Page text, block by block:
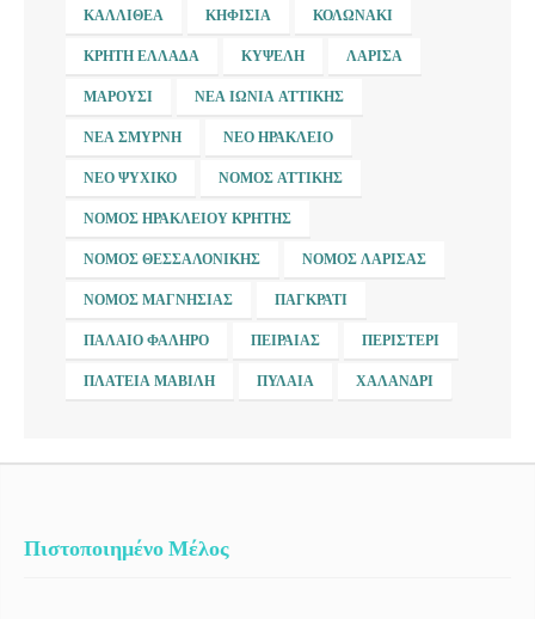
ΚΑΛΛΙΘΈΑ ΚΗΦΙΣΙΆ ΚΟΛΩΝΆΚΙ
ΚΡΉΤΗ ΕΛΛΆΔΑ ΚΥΨΈΛΗ ΛΆΡΙΣΑ
ΜΑΡΟΎΣΙ ΝΈΑ ΙΩΝΊΑ ΑΤΤΙΚΉΣ
ΝΈΑ ΣΜΎΡΝΗ ΝΈΟ ΗΡΆΚΛΕΙΟ
ΝΈΟ ΨΥΧΙΚΌ ΝΟΜΌΣ ΑΤΤΙΚΉΣ
ΝΟΜΌΣ ΗΡΑΚΛΕΊΟΥ ΚΡΉΤΗΣ
ΝΟΜΌΣ ΘΕΣΣΑΛΟΝΊΚΗΣ ΝΟΜΌΣ ΛΆΡΙΣΑΣ
ΝΟΜΌΣ ΜΑΓΝΗΣΊΑΣ ΠΑΓΚΡΆΤΙ
ΠΑΛΑΙΌ ΦΆΛΗΡΟ ΠΕΙΡΑΙΆΣ ΠΕΡΙΣΤΈΡΙ
ΠΛΑΤΕΊΑ ΜΑΒΊΛΗ ΠΥΛΑΊΑ ΧΑΛΆΝΔΡΙ
Πιστοποιημένο Μέλος